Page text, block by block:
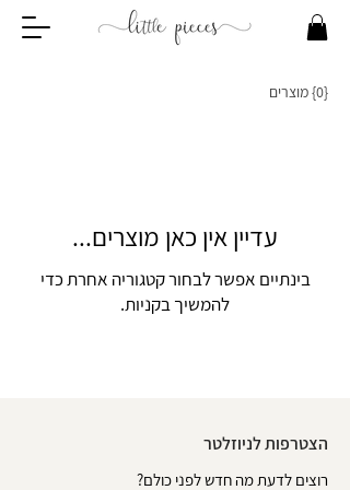
{0} מוצרים
עדיין אין כאן מוצרים...
בינתיים אפשר לבחור קטגוריה אחרת כדי
להמשיך בקניות.
הצטרפות לניוזלטר
רוצים לדעת מה חדש לפני כולם?